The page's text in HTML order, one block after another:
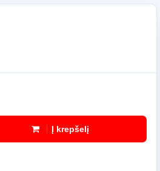
Į krepšelį